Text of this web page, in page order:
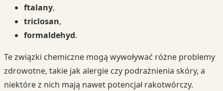
ftalany,
triclosan,
formaldehyd.
Te związki chemiczne mogą wywoływać różne problemy
zdrowotne, takie jak alergie czy podrażnienia skóry, a
niektóre z nich mają nawet potencjał rakotwórczy.